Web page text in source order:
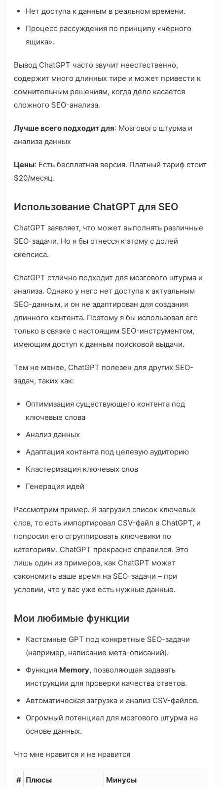
Нет доступа к данным в реальном времени.
Процесс рассуждения по принципу «черного
ящика».
Вывод ChatGPT часто звучит неестественно,
содержит много длинных тире и может привести к
сомнительным решениям, когда дело касается
сложного SEO-анализа.
Лучше всего подходит для: Мозгового штурма и
анализа данных
Цены: Есть бесплатная версия. Платный тариф стоит
$20/месяц.
Использование ChatGPT для SEO
ChatGPT заявляет, что может выполнять различные
SEO-задачи. Но я бы отнесся к этому с долей
скепсиса.
ChatGPT отлично подходит для мозгового штурма и
анализа. Однако у него нет доступа к актуальным
SEO-данным, и он не адаптирован для создания
длинного контента. Поэтому я бы использовал его
только в связке с настоящим SEO-инструментом,
имеющим доступ к данным поисковой выдачи.
Тем не менее, ChatGPT полезен для других SEO-
задач, таких как:
Оптимизация существующего контента под
ключевые слова
Анализ данных
Адаптация контента под целевую аудиторию
Кластеризация ключевых слов
Генерация идей
Рассмотрим пример. Я загрузил список ключевых
слов, то есть импортировал CSV-файл в ChatGPT, и
попросил его сгруппировать ключевики по
категориям. ChatGPT прекрасно справился. Это
лишь один из примеров, как ChatGPT может
сэкономить ваше время на SEO-задачи – при
условии, что у вас уже есть нужные данные.
Мои любимые функции
Кастомные GPT под конкретные SEO-задачи
(например, написание мета-описаний).
Функция Memory, позволяющая задавать
инструкции для проверки качества ответов.
Автоматическая загрузка и анализ CSV-файлов.
Огромный потенциал для мозгового штурма на
основе данных.
Что мне нравится и не нравится
# Плюсы Минусы